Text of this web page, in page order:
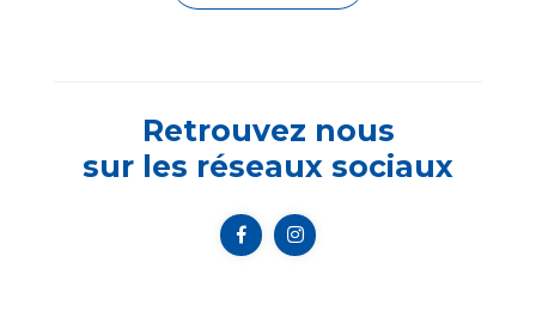
Retrouvez nous
sur les réseaux sociaux